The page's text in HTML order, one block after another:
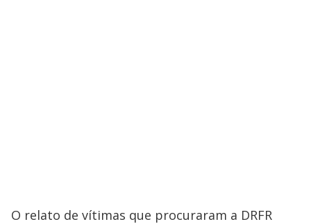
O relato de vítimas que procuraram a DRFR